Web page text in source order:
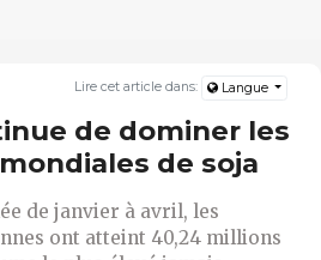
Lire cet article dans: Langue
de dominer les
de soja
de janvier à avril, les
ont atteint 40,24 millions